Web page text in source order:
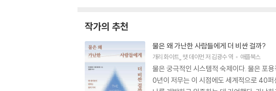
작가의 추천
물은 왜 가난한 사람들에게 더 비싼 걸까?
개리 화이트 맷 데이먼저김광수역 애플북스
물은 궁극적인 시스템적 숙제이다. 물은 포
0년이 저무는 이 시점에도 세계적으로 40퍼